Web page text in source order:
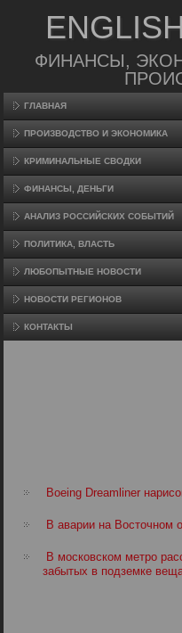
ФИНАНСЫ,
ГЛАВНАЯ
ПРОИЗВΟДСТВО И ЭКОНОМИКА
КРИМИНАЛЬНЫЕ СВОДКИ
ФИНАНСЫ, ДЕНЬГИ
АНАЛИЗ РОССИЙСКИХ СОБЫТИЙ
ПОЛИТИКА, ВЛАСТЬ
ЛЮБОПЫТНЫЕ НОВОСТИ
НОВОСТИ РЕГИОНОВ
КОНТАКТЫ
Boeing Dreamliner
В аварии на Восточном
В московском метро
забытых в подземке